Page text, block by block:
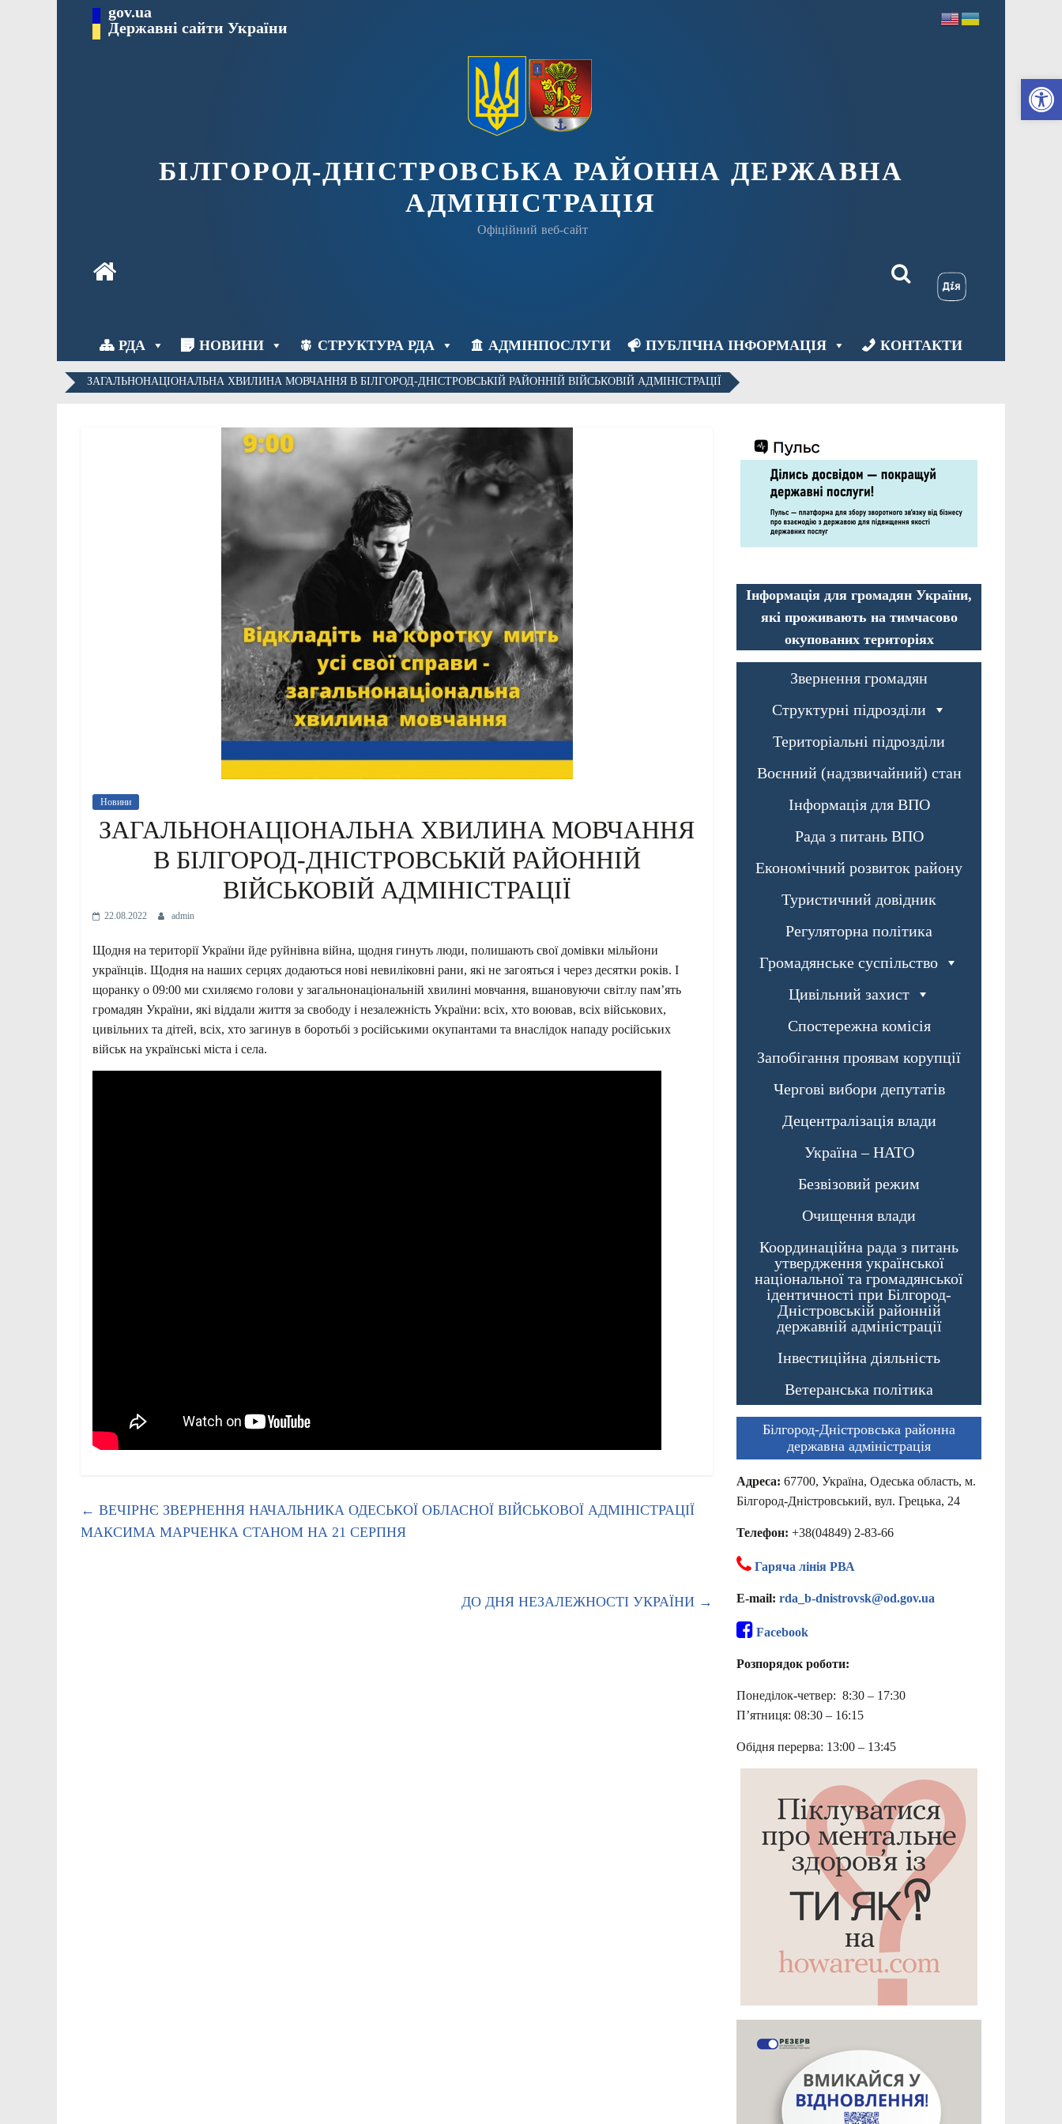
gov.ua
Державні сайти України
БІЛГОРОД-ДНІСТРОВСЬКА РАЙОННА ДЕРЖАВНА
АДМІНІСТРАЦІЯ
Офіційний веб-сайт
РДА НОВИНИ СТРУКТУРА РДА АДМІНПОСЛУГИ ПУБЛІЧНА ІНФОРМАЦІЯ КОНТАКТИ
ЗАГАЛЬНОНАЦІОНАЛЬНА ХВИЛИНА МОВЧАННЯ В БІЛГОРОД-ДНІСТРОВСЬКІЙ РАЙОННІЙ ВІЙСЬКОВІЙ АДМІНІСТРАЦІЇ
Новини
ЗАГАЛЬНОНАЦІОНАЛЬНА ХВИЛИНА МОВЧАННЯ
В БІЛГОРОД-ДНІСТРОВСЬКІЙ РАЙОННІЙ
ВІЙСЬКОВІЙ АДМІНІСТРАЦІЇ
22.08.2022 admin
Щодня на території України йде руйнівна війна, щодня гинуть люди, полишають свої домівки мільйони
українців. Щодня на наших серцях додаються нові невиліковні рани, які не загояться і через десятки років. І
щоранку о 09:00 ми схиляємо голови у загальнонаціональній хвилині мовчання, вшановуючи світлу пам’ять
громадян України, які віддали життя за свободу і незалежність України: всіх, хто воював, всіх військових,
цивільних та дітей, всіх, хто загинув в боротьбі з російськими окупантами та внаслідок нападу російських
військ на українські міста і села.
← ВЕЧІРНЄ ЗВЕРНЕННЯ НАЧАЛЬНИКА ОДЕСЬКОЇ ОБЛАСНОЇ ВІЙСЬКОВОЇ АДМІНІСТРАЦІЇ
МАКСИМА МАРЧЕНКА СТАНОМ НА 21 СЕРПНЯ
ДО ДНЯ НЕЗАЛЕЖНОСТІ УКРАЇНИ →
Інформація для громадян України,
які проживають на тимчасово
окупованих територіях
Звернення громадян
Структурні підрозділи
Територіальні підрозділи
Воєнний (надзвичайний) стан
Інформація для ВПО
Рада з питань ВПО
Економічний розвиток району
Туристичний довідник
Регуляторна політика
Громадянське суспільство
Цивільний захист
Спостережна комісія
Запобігання проявам корупції
Чергові вибори депутатів
Децентралізація влади
Україна – НАТО
Безвізовий режим
Очищення влади
Координаційна рада з питань
утвердження української
національної та громадянської
ідентичності при Білгород-
Дністровській районній
державній адміністрації
Інвестиційна діяльність
Ветеранська політика
Білгород-Дністровська районна
державна адміністрація
Адреса: 67700, Україна, Одеська область, м.
Білгород-Дністровський, вул. Грецька, 24
Телефон: +38(04849) 2-83-66
Гаряча лінія РВА
E-mail: rda_b-dnistrovsk@od.gov.ua
Facebook
Розпорядок роботи:
Понеділок-четвер: 8:30 – 17:30
П’ятниця: 08:30 – 16:15
Обідня перерва: 13:00 – 13:45